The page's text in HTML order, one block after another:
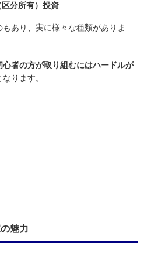
分所有）投資
あり、実に様々な種類がありま
者の方が取り組むにはハードルが
なります。
魅力